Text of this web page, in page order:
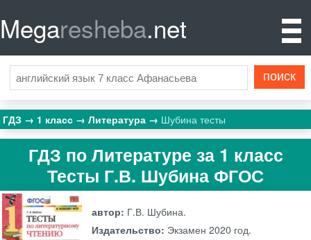
Megaresheba.net
ГДЗ 1 класс Литература Шубина тесты
ГДЗ по Литературе за 1 класс
Тесты Г.В. Шубина ФГОС
автор: Г.В. Шубина.
Издательство: Экзамен 2020 год.